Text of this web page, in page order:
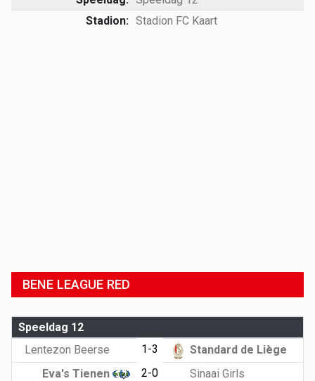
Stadion: Stadion FC Kaart
BENE LEAGUE RED
Speeldag 12
Lentezon Beerse
1-3
Standard de Liège
Eva's Tienen
2-0
Sinaai Girls